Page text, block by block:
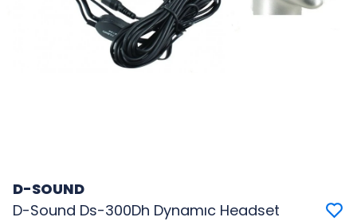
D-SOUND
D-Sound Ds-300Dh Dynamıc Headset